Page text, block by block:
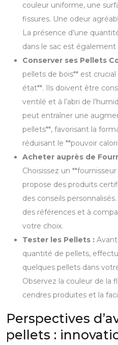
couleur uniforme, une
fissures. Une odeur
La présence d’une
dans le sac est
Conserver ses Pellets
pellets de bois** est
état**. Ils doivent être
ventilé et à l’abri de
peut entraîner une
pellets**, favorisant la
réduisant le **pouvoir
Acheter auprès de
Choisissez un
propose des produits
des conseils
des références et à
votre choix.
Tester les Pellets :
quantité de pellets,
quelques pellets dans
Observez la couleur de la
cendres produites et la
Perspectives
pellets :